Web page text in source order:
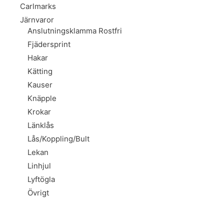
Carlmarks
Järnvaror
Anslutningsklamma Rostfri
Fjädersprint
Hakar
Kätting
Kauser
Knäpple
Krokar
Länklås
Lås/Koppling/Bult
Lekan
Linhjul
Lyftögla
Övrigt